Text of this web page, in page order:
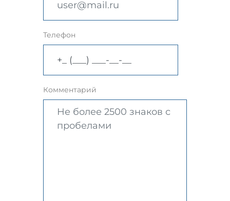
Телефон
Комментарий